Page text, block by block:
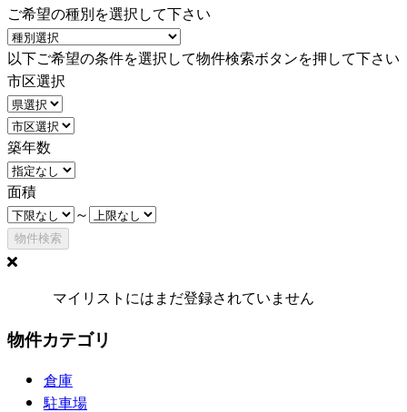
ご希望の種別を選択して下さい
以下ご希望の条件を選択して物件検索ボタンを押して下さい
市区選択
築年数
面積
～
マイリストにはまだ登録されていません
物件カテゴリ
倉庫
駐車場